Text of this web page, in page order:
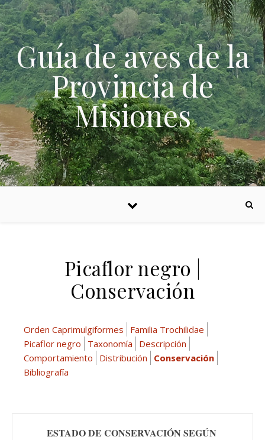
Skip to content
Guía de aves de la
Provincia de
Misiones
Picaflor negro |
Conservación
Orden Caprimulgiformes
Familia Trochilidae
Picaflor negro
Taxonomía
Descripción
Comportamiento
Distribución
Conservación
Bibliografía
ESTADO DE CONSERVACIÓN SEGÚN